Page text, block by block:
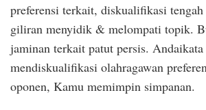
preferensi terkait, diskualifikasi
giliran menyidik & melompati topik.
jaminan terkait patut persis.
mendiskualifikasi olahragawan
oponen, Kamu memimpin simpanan.